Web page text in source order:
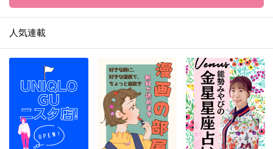
人気連載